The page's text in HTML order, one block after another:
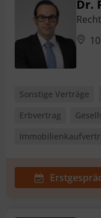
Dr.
Sonstige Verträge
Erbvertrag